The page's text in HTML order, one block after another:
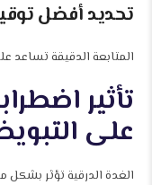
تحديد أفضل
المتابعة الدقيقة تساعد
تأثير
على
الغدة الدرقية تؤثر بشكل